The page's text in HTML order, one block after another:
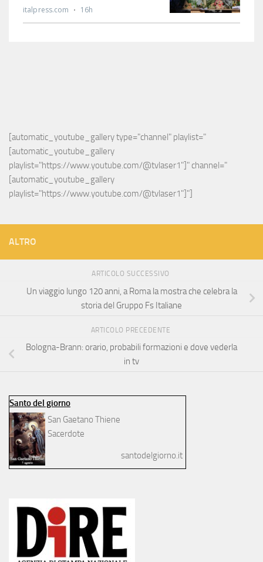
[automatic_youtube_gallery type="channel" playlist="
[automatic_youtube_gallery
playlist="https://www.youtube.com/@tvlaser1"]" channel="
[automatic_youtube_gallery
playlist="https://www.youtube.com/@tvlaser1"]"]
ALTRO
ARTICOLO SUCCESSIVO
Un viaggio lungo 120 anni, a Roma la mostra che celebra la
storia del Gruppo Fs Italiane
ARTICOLO PRECEDENTE
Bologna-Brann: orario, probabili formazioni e dove vederla
in tv
Santo del giorno
San Gaetano Thiene
Sacerdote
santodelgiorno.it